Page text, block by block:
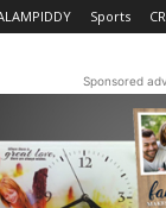
Sports
Sponsored